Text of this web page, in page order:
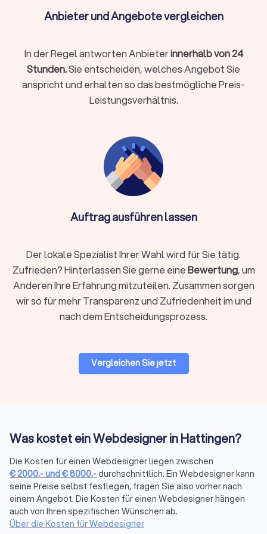
(z. B. Shopify/Shopware)
DSGVO-Basics (Cookie-Hinweis, Impressum/Datenschutz,
ohne Rechtsberatung)
Übergabe, Schulung, Wartung/Updates
Webshop mit Zahlarten/Versandregeln, Produktvarianten,
Integrationen (CRM, Newsletter, Buchung,
Mehrsprachigkeit, Barrierearmut, Core Web Vitals
Über die Filter auf Trustlocal können Sie gezielt nach den
passenden Leistungen suchen: neue Website, Webshop oder
App, Relaunch bestehender Seiten, Marketing und SEO,
Logoentwicklung und Corporate Branding oder Design für
Printmedien. So finden Sie schnell den Anbieter, der zu Ihrem
CMS & Shop-Systeme: Welches System
Optionen:
WordPress vs. Webflow für Websites
WordPressist das weltweit am häufigsten genutzte CMS. Es
bietet maximale Flexibilität durch tausende Plugins, ist
kostengünstig im Hosting (ab 5-15 € monatlich) und eignet
sich für nahezu alle Projektgrößen. Die große Community
Anbieter und Angebote vergleichen
In der Regel antworten Anbieterinnerhalb von 24
Stunden.Sie entscheiden, welches Angebot Sie
anspricht und erhalten so das bestmögliche Preis-
Leistungsverhältnis.
Auftrag ausführen lassen
Der lokale Spezialist Ihrer Wahl wird für Sie tätig.
Zufrieden? Hinterlassen Sie gerne eineBewertung, um
Anderen Ihre Erfahrung mitzuteilen. Zusammen sorgen
wir so für mehr Transparenz und Zufriedenheit im und
nach dem Entscheidungsprozess.
Vergleichen Sie jetzt
Was kostet ein Webdesigner in Hattingen?
Die Kosten für einen Webdesigner liegen zwischen
€2000,-und€8000,-durchschnittlich. Ein Webdesigner kann
seine Preise selbst festlegen, fragen Sie also vorher nach
einem Angebot. Die Kosten für einen Webdesigner hängen
auch von Ihren spezifischen Wünschen ab.
Über die Kosten für Webdesigner